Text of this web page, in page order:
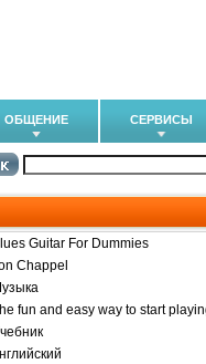
ОБЩЕНИЕ СЕРВИСЫ
Guitar For Dummies
Chappel
fun and easy way to start